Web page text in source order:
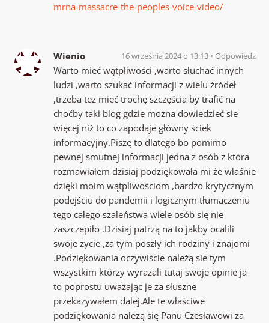
mrna-massacre-the-peoples-voice-video/
Wienio 16 września 2024 o 13:13 Odpowiedz
Warto mieć wątpliwości ,warto słuchać innych
ludzi ,warto szukać informacji z wielu źródeł
,trzeba tez mieć trochę szczęścia by trafić na
choćby taki blog gdzie można dowiedzieć sie
więcej niż to co zapodaje główny ściek
informacyjny.Piszę to dlatego bo pomimo
pewnej smutnej informacji jedna z osób z która
rozmawiałem dzisiaj podziękowała mi że właśnie
dzięki moim wątpliwościom ,bardzo krytycznym
podejściu do pandemii i logicznym tłumaczeniu
tego całego szaleństwa wiele osób się nie
zaszczepiło .Dzisiaj patrzą na to jakby ocalili
swoje życie ,za tym poszły ich rodziny i znajomi
.Podziękowania oczywiście należą sie tym
wszystkim którzy wyrażali tutaj swoje opinie ja
to poprostu uważając je za słuszne
przekazywałem dalej.Ale te właściwe
podziękowania należą się Panu Czesławowi za